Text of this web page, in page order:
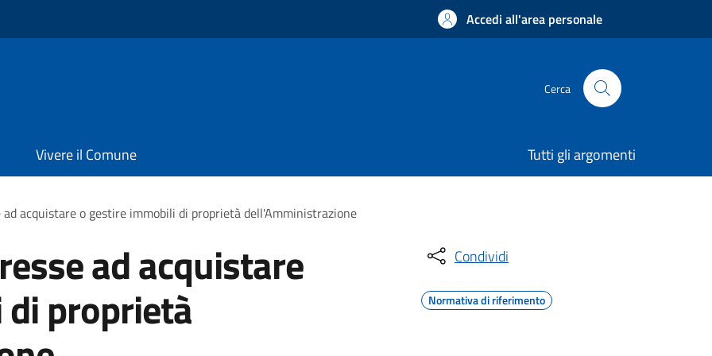
Accedi all'area personale
Cerca
Vivere il Comune Tutti gli argomenti
acquistare o gestire immobili di proprietà dell'Amministrazione
ad acquistare
proprietà
Condividi
Normativa di riferimento